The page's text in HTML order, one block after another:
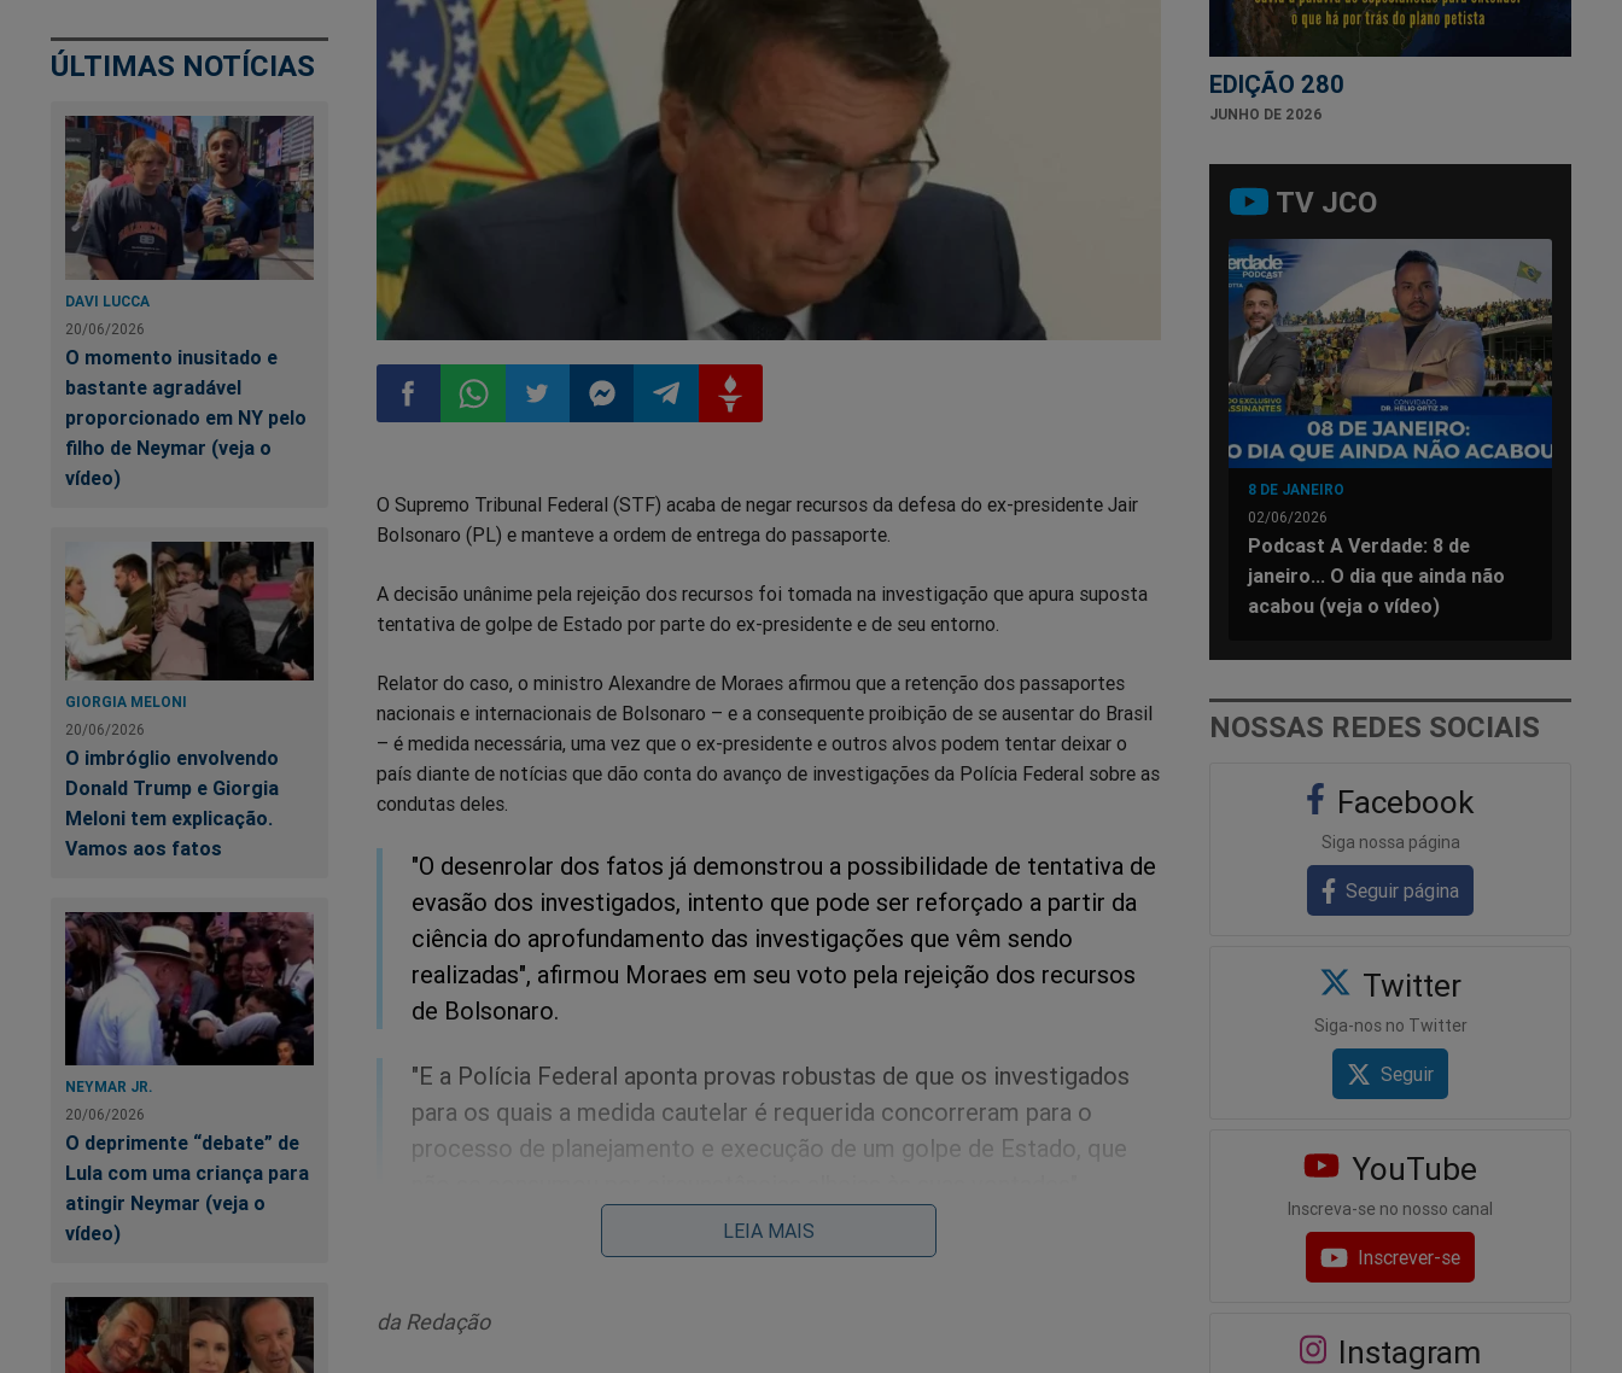
ÚLTIMAS NOTÍCIAS
DAVI LUCCA
20/06/2026
O momento inusitado e
bastante agradável
proporcionado em NY pelo
filho de Neymar (veja o
vídeo)
GIORGIA MELONI
20/06/2026
O imbróglio envolvendo
Donald Trump e Giorgia
Meloni tem explicação.
Vamos aos fatos
NEYMAR JR.
20/06/2026
O deprimente “debate” de
Lula com uma criança para
atingir Neymar (veja o
vídeo)
no
no
no
no
no
no
O Supremo Tribunal Federal (STF) acaba de negar recursos da defesa do ex-presidente Jair
Bolsonaro (PL) e manteve a ordem de entrega do passaporte.
A decisão unânime pela rejeição dos recursos foi tomada na investigação que apura suposta
tentativa de golpe de Estado por parte do ex-presidente e de seu entorno.
Relator do caso, o ministro Alexandre de Moraes afirmou que a retenção dos passaportes
nacionais e internacionais de Bolsonaro – e a consequente proibição de se ausentar do Brasil
– é medida necessária, uma vez que o ex-presidente e outros alvos podem tentar deixar o
país diante de notícias que dão conta do avanço de investigações da Polícia Federal sobre as
condutas deles.
"O desenrolar dos fatos já demonstrou a possibilidade de tentativa de
evasão dos investigados, intento que pode ser reforçado a partir da
ciência do aprofundamento das investigações que vêm sendo
realizadas", afirmou Moraes em seu voto pela rejeição dos recursos
de Bolsonaro.
"E a Polícia Federal aponta provas robustas de que os investigados
para os quais a medida cautelar é requerida concorreram para o
processo de planejamento e execução de um golpe de Estado, que
do documento do ex-presidente.
LEIA MAIS
da Redação
EDIÇÃO 280
JUNHO DE 2026
TV JCO
8 DE JANEIRO
02/06/2026
Podcast A Verdade: 8 de
janeiro... O dia que ainda não
acabou (veja o vídeo)
NOSSAS REDES SOCIAIS
Facebook
Siga nossa página
Seguir página
Twitter
Siga-nos no Twitter
Seguir
YouTube
Inscreva-se no nosso canal
Inscrever-se
Instagram